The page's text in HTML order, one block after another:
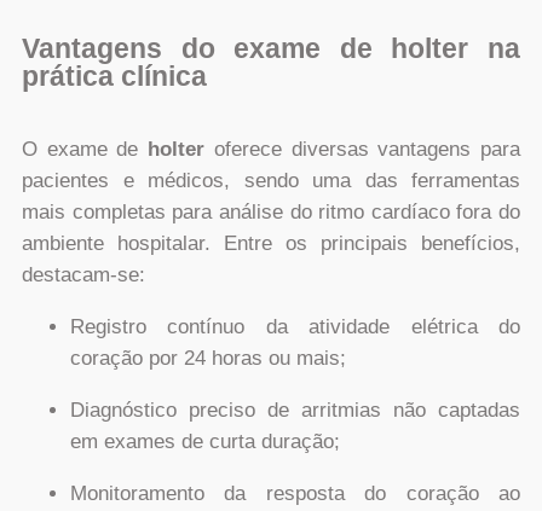
Vantagens do exame de holter na
prática clínica
O exame de holter oferece diversas vantagens para
pacientes e médicos, sendo uma das ferramentas
mais completas para análise do ritmo cardíaco fora do
ambiente hospitalar. Entre os principais benefícios,
destacam-se:
Registro contínuo da atividade elétrica do
coração por 24 horas ou mais;
Diagnóstico preciso de arritmias não captadas
em exames de curta duração;
Monitoramento da resposta do coração ao